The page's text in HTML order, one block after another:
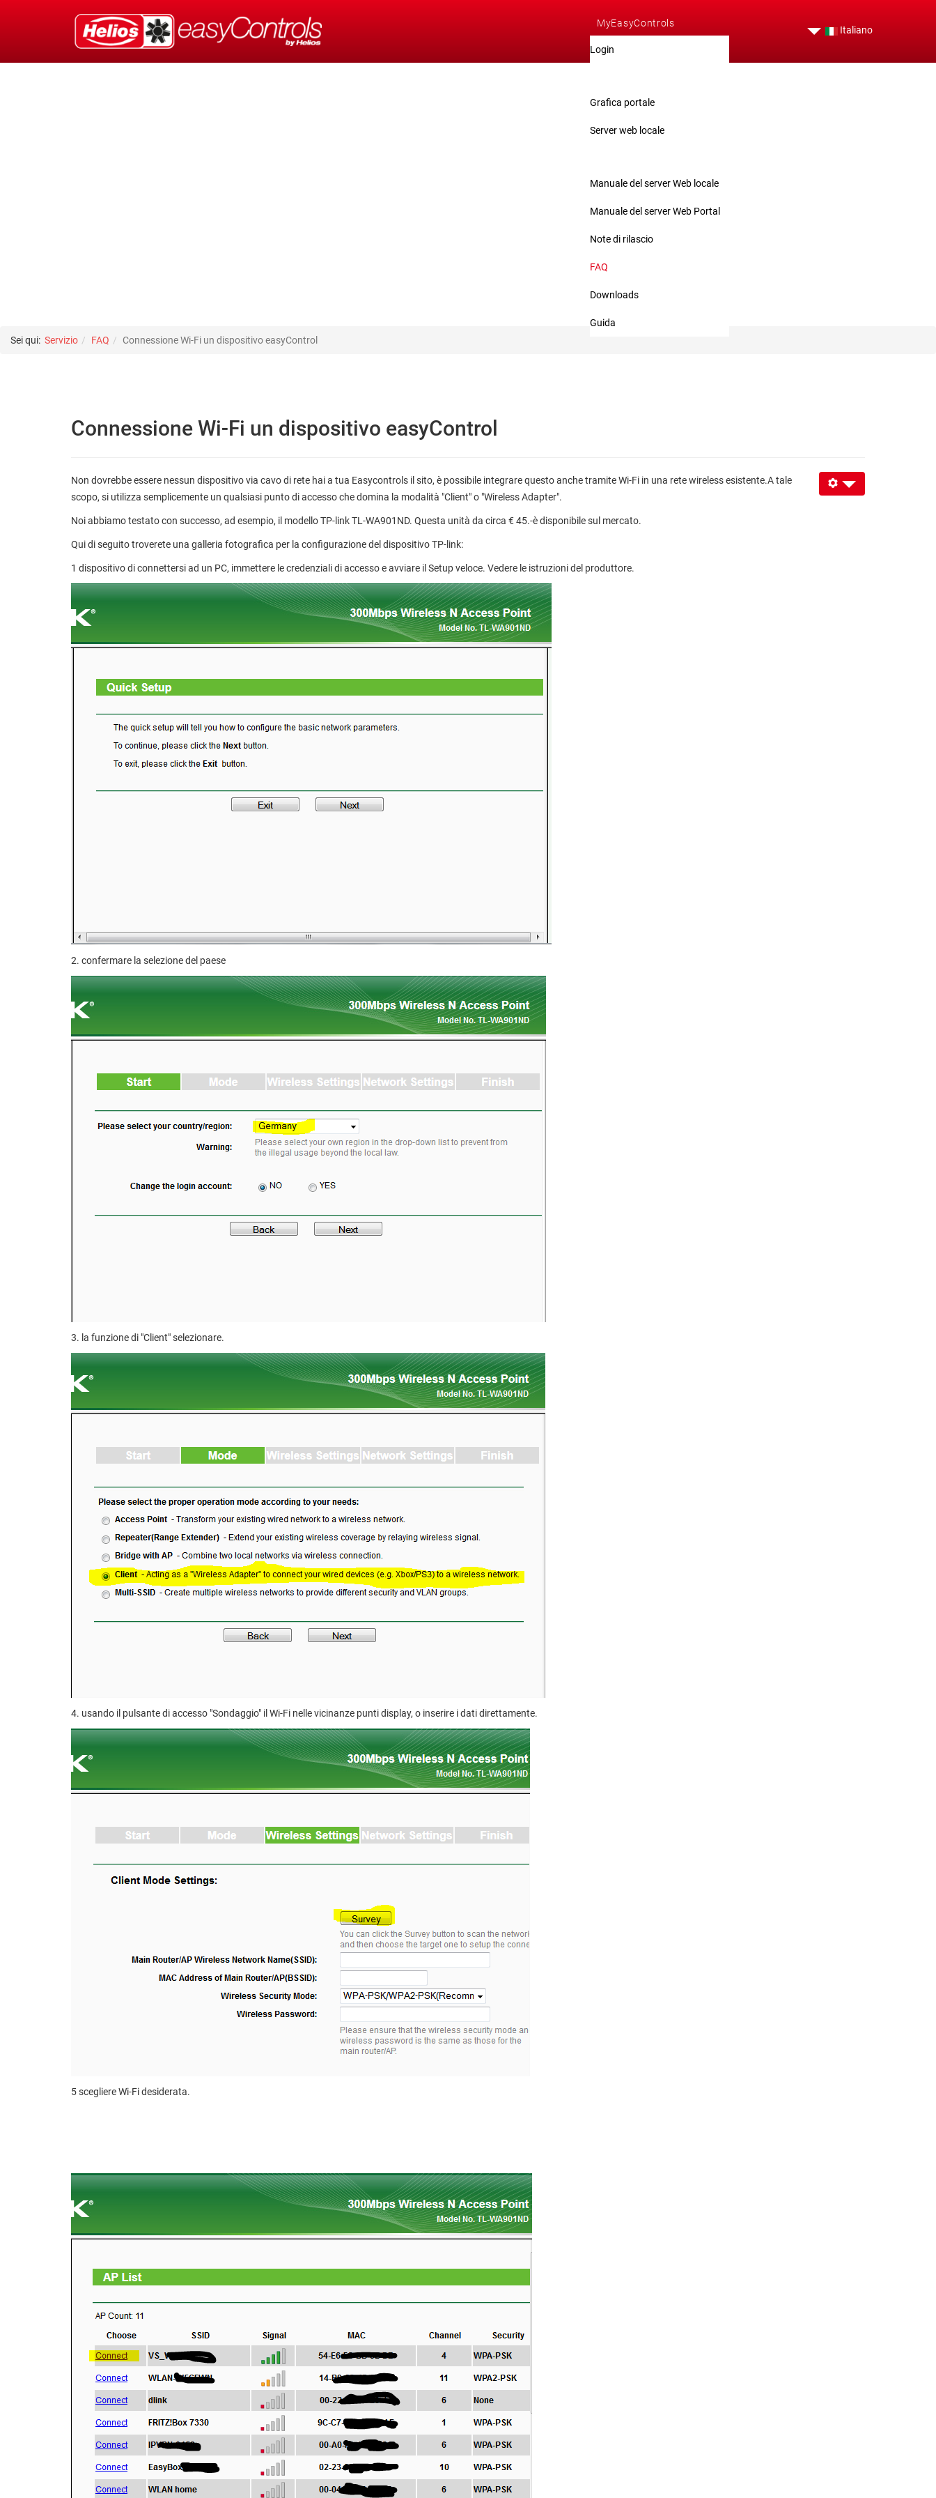
MyEasyControls
Login
Grafica portale
Server web locale
Manuale del server Web locale
Manuale del server Web Portal
Note di rilascio
FAQ
Downloads
Guida
Italiano
Sei qui: Servizio FAQ Connessione Wi-Fi un dispositivo easyControl
Connessione Wi-Fi un dispositivo easyControl
Non dovrebbe essere nessun dispositivo via cavo di rete hai a tua Easycontrols il sito, è possibile integrare questo anche tramite Wi-Fi in una rete wireless esistente.A tale
scopo, si utilizza semplicemente un qualsiasi punto di accesso che domina la modalità "Client" o "Wireless Adapter".
Noi abbiamo testato con successo, ad esempio, il modello TP-link TL-WA901ND. Questa unità da circa € 45.-è disponibile sul mercato.
Qui di seguito troverete una galleria fotografica per la configurazione del dispositivo TP-link:
1 dispositivo di connettersi ad un PC, immettere le credenziali di accesso e avviare il Setup veloce. Vedere le istruzioni del produttore.
2. confermare la selezione del paese
3. la funzione di "Client" selezionare.
4. usando il pulsante di accesso "Sondaggio" il Wi-Fi nelle vicinanze punti display, o inserire i dati direttamente.
5 scegliere Wi-Fi desiderata.